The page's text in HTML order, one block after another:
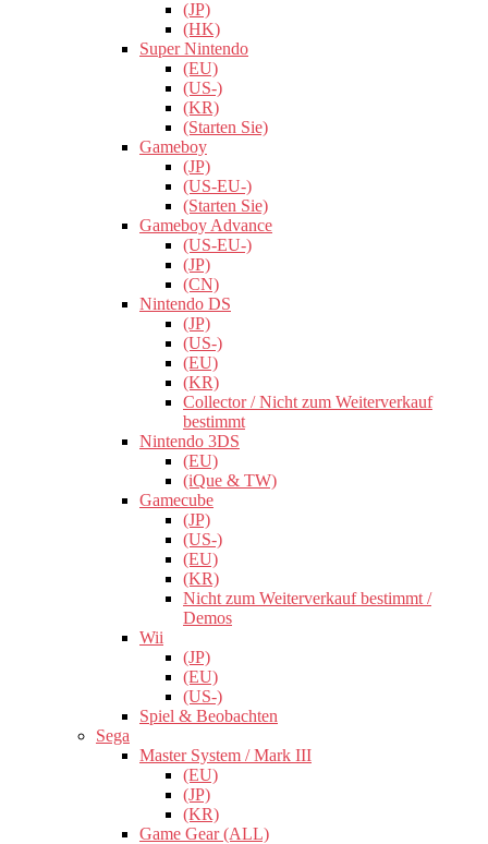
(JP)
(HK)
Super Nintendo
(EU)
(US-)
(KR)
(Starten Sie)
Gameboy
(JP)
(US-EU-)
(Starten Sie)
Gameboy Advance
(US-EU-)
(JP)
(CN)
Nintendo DS
(JP)
(US-)
(EU)
(KR)
Collector / Nicht zum Weiterverkauf
bestimmt
Nintendo 3DS
(EU)
(iQue & TW)
Gamecube
(JP)
(US-)
(EU)
(KR)
Nicht zum Weiterverkauf bestimmt /
Demos
Wii
(JP)
(EU)
(US-)
Spiel & Beobachten
Sega
Master System / Mark III
(EU)
(JP)
(KR)
Game Gear (ALL)